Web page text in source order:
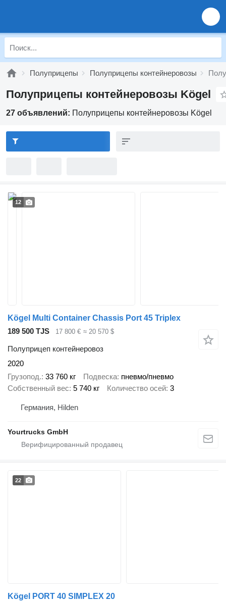
Полуприцепы Полуприцепы контейнеровозы
Полуприцепы контейнеровозы Kögel
27 объявлений: Полуприцепы контейнеровозы Kögel
12
Kögel Multi Container Chassis Port 45 Triplex
189 500 TJS
17 800 € ≈ 20 570 $
Полуприцеп контейнеровоз
2020
Грузопод. 33 760 кг Подвеска пневмо/пневмо
Собственный вес 5 740 кг Количество осей 3
Германия, Hilden
Yourtrucks GmbH
22
Kögel PORT 40 SIMPLEX 20